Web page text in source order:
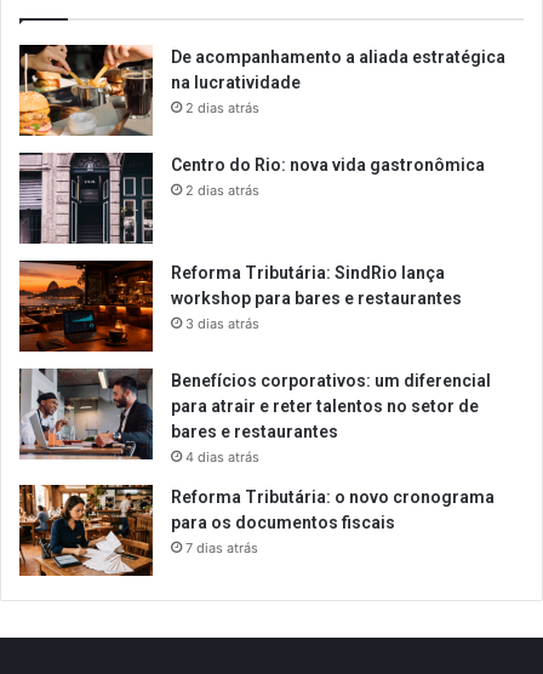
De acompanhamento a aliada estratégica
na lucratividade
2 dias atrás
Centro do Rio: nova vida gastronômica
2 dias atrás
Reforma Tributária: SindRio lança
workshop para bares e restaurantes
3 dias atrás
Benefícios corporativos: um diferencial
para atrair e reter talentos no setor de
bares e restaurantes
4 dias atrás
Reforma Tributária: o novo cronograma
para os documentos fiscais
7 dias atrás